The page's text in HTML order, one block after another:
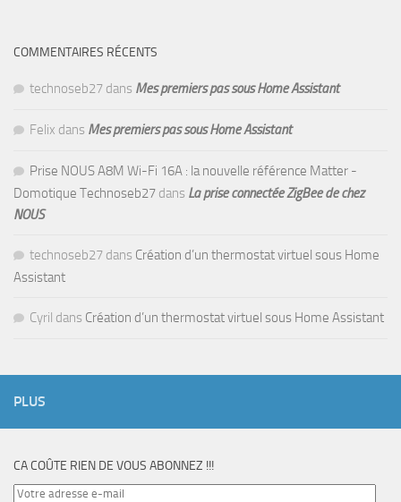
COMMENTAIRES RÉCENTS
technoseb27 dans Mes premiers pas sous Home Assistant
Felix dans Mes premiers pas sous Home Assistant
Prise NOUS A8M Wi-Fi 16A : la nouvelle référence Matter -
Domotique Technoseb27 dans La prise connectée ZigBee de chez
NOUS
technoseb27 dans Création d’un thermostat virtuel sous Home
Assistant
Cyril dans Création d’un thermostat virtuel sous Home Assistant
PLUS
CA COÛTE RIEN DE VOUS ABONNEZ !!!
Votre